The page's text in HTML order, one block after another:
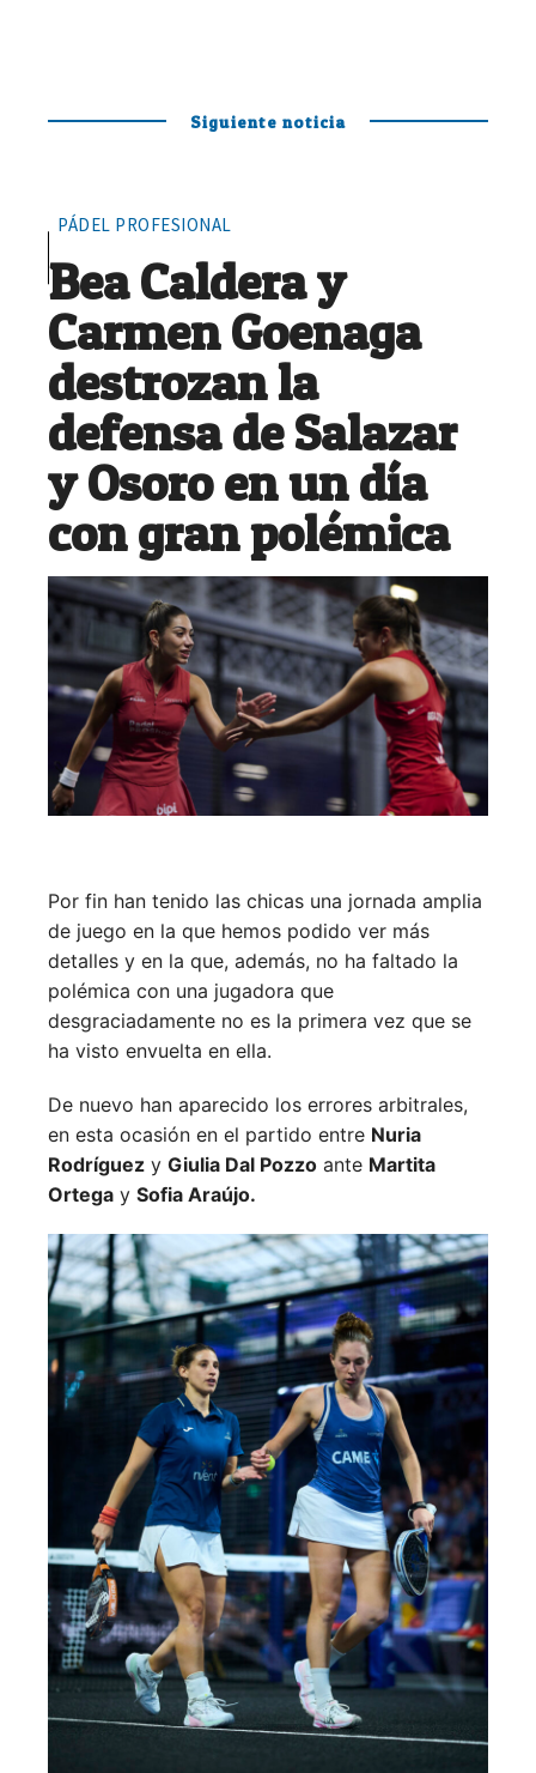
Siguiente noticia
PÁDEL PROFESIONAL
Bea Caldera y
Carmen Goenaga
destrozan la
defensa de Salazar
y Osoro en un día
con gran polémica
Por fin han tenido las chicas una jornada amplia
de juego en la que hemos podido ver más
detalles y en la que, además, no ha faltado la
polémica con una jugadora que
desgraciadamente no es la primera vez que se
ha visto envuelta en ella.
De nuevo han aparecido los errores arbitrales,
en esta ocasión en el partido entre Nuria
Rodríguez y Giulia Dal Pozzo ante Martita
Ortega y Sofia Araújo.